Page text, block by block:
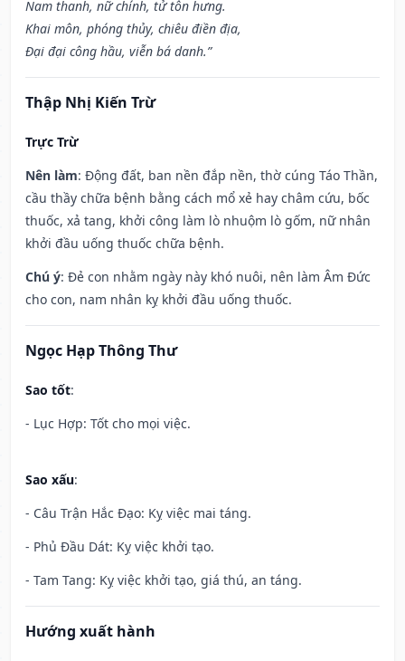
Nam thanh, nữ chính, tử tôn hưng.
Khai môn, phóng thủy, chiêu điền địa,
Đại đại công hầu, viễn bá danh.”
Thập Nhị Kiến Trừ
Trực Trừ
Nên làm: Động đất, ban nền đắp nền, thờ cúng Táo Thần,
cầu thầy chữa bệnh bằng cách mổ xẻ hay châm cứu, bốc
thuốc, xả tang, khởi công làm lò nhuộm lò gốm, nữ nhân
khởi đầu uống thuốc chữa bệnh.
Chú ý: Đẻ con nhằm ngày này khó nuôi, nên làm Âm Đức
cho con, nam nhân kỵ khởi đầu uống thuốc.
Ngọc Hạp Thông Thư
Sao tốt:
- Lục Hợp: Tốt cho mọi việc.
Sao xấu:
- Câu Trận Hắc Đạo: Kỵ việc mai táng.
- Phủ Đầu Dát: Kỵ việc khởi tạo.
- Tam Tang: Kỵ việc khởi tạo, giá thú, an táng.
Hướng xuất hành